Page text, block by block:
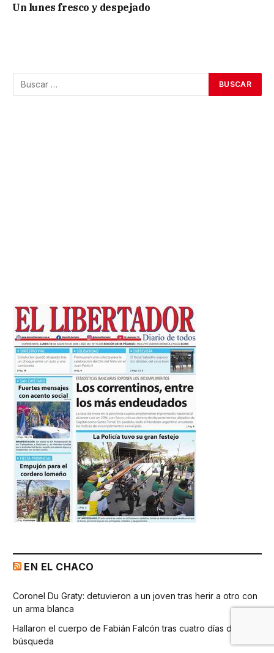
Un lunes fresco y despejado
EN EL CHACO
Coronel Du Graty: detuvieron a un joven tras herir a otro con
un arma blanca
Hallaron el cuerpo de Fabián Falcón tras cuatro días de
búsqueda